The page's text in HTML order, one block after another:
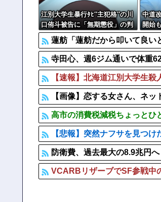
警察がスーパーで暴れる刃物男を
江別大学生暴行ﾀﾋ″主犯格″の川
口侑斗被告に「無期懲役」の判
決→当時17歳少年に「懲役30
年」の判決
中道
開始
ｗｗ
蓮舫「蓮舫だから叩いて良
寺田心、週6ジム通いで体重
【速報】北海道江別大学生
【画像】恋する女さん、ネ
高市の消費税減税ちょっとひ
【悲報】突然ナフサを見つ
防衛費、過去最大の8.9兆円
VCARBリザーブでSF参戦中